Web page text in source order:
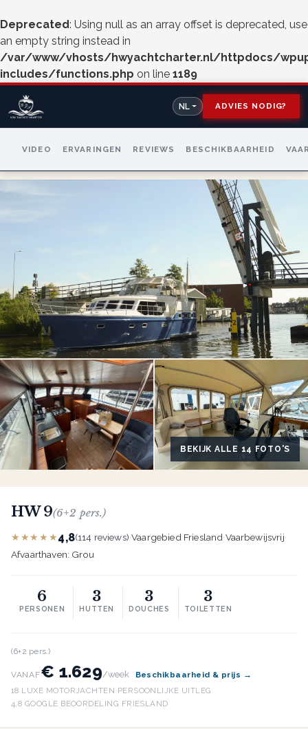
Deprecated: Using null as an array offset is deprecated, use
an empty string instead in
/var/www/vhosts/hwyachtcharter.nl/httpdocs/
includes/functions.php on line 1189
NL ADVIES NODIG?
VIDEO ERVARINGEN REVIEWS BESCHIKBAARHEID
BEKIJK ALLE 14 FOTO'S
HW 9(6+2 pers.)
★★★★★4,8(114 reviews)·Vaargebied Friesland·Vaarbewijsvrij·
Afvaarthaven: Grou
6
PERSONEN
3
HUTTEN
3
DOUCHES
3
TOILETTEN
(6+2 pers.)
VANAF€ 1.629/week
Beschikbaarheid & prijs →
18 LUXE MOTORJACHTEN· PERSOONLIJKE UITLEG·
4,8 GOOGLE BEOORDELING· FRIESLAND